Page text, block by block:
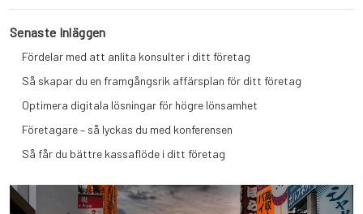
Senaste Inläggen
Fördelar med att anlita konsulter i ditt företag
Så skapar du en framgångsrik affärsplan för ditt företag
Optimera digitala lösningar för högre lönsamhet
Företagare – så lyckas du med konferensen
Så får du bättre kassaflöde i ditt företag